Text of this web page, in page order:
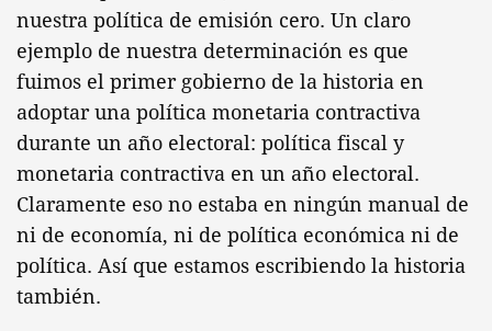
nuestra política de emisión cero. Un claro
ejemplo de nuestra determinación es que
fuimos el primer gobierno de la historia en
adoptar una política monetaria contractiva
durante un año electoral: política fiscal y
monetaria contractiva en un año electoral.
Claramente eso no estaba en ningún manual de
ni de economía, ni de política económica ni de
política. Así que estamos escribiendo la historia
también.